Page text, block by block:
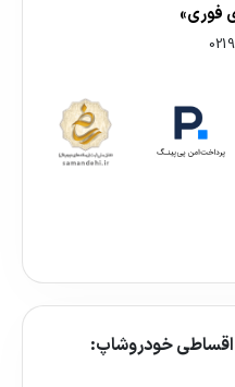
فوری»
خودروشاپ: